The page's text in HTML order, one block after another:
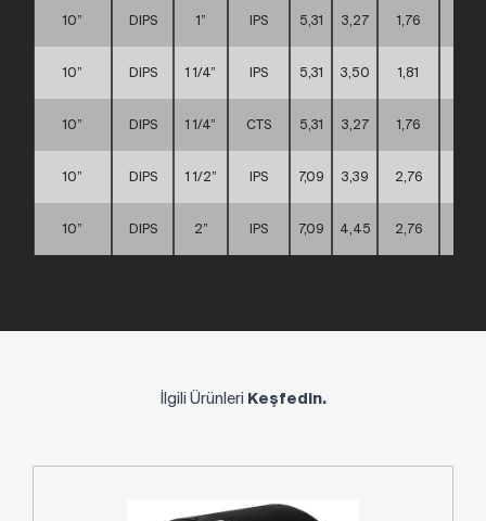
10” DIPS 1” IPS 5,31 3,27 1,76
10” DIPS 1 1/4” IPS 5,31 3,50 1,81
10” DIPS 1 1/4” CTS 5,31 3,27 1,76
10” DIPS 1 1/2” IPS 7,09 3,39 2,76
10” DIPS 2” IPS 7,09 4,45 2,76
İlgili Ürünleri Keşfedin.